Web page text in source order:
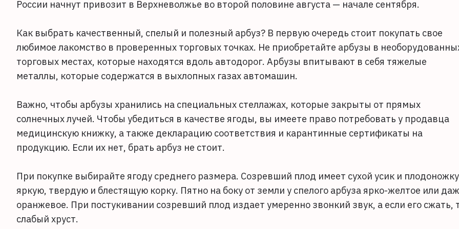
России начнут привозит в Верхневолжье во второй половине августа — начале сентября.
Как выбрать качественный, спелый и полезный арбуз? В первую очередь стоит покупать свое
любимое лакомство в проверенных торговых точках. Не приобретайте арбузы в
торговых местах, которые находятся вдоль автодорог. Арбузы впитывают в себя тяжелые
металлы, которые содержатся в выхлопных газах автомашин.
Важно, чтобы арбузы хранились на специальных стеллажах, которые закрыты от прямых
солнечных лучей. Чтобы убедиться в качестве ягоды, вы имеете право потребовать у продавца
медицинскую книжку, а также декларацию соответствия и карантинные сертификаты на
продукцию. Если их нет, брать арбуз не стоит.
При покупке выбирайте ягоду среднего размера. Созревший плод имеет сухой усик и
яркую, твердую и блестящую корку. Пятно на боку от земли у спелого арбуза ярко-желтое или
оранжевое. При постукивании созревший плод издает умеренно звонкий звук, а если его сжать,
слабый хруст.